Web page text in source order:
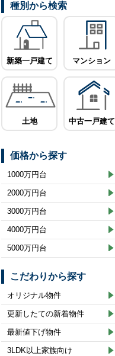
種別から検索
新築一戸建て マンション
土地 中古一戸建て
価格から探す
1000万円台
2000万円台
3000万円台
4000万円台
5000万円台
こだわりから探す
オリジナル物件
更新したての新着物件
最新値下げ物件
3LDK以上家族向け